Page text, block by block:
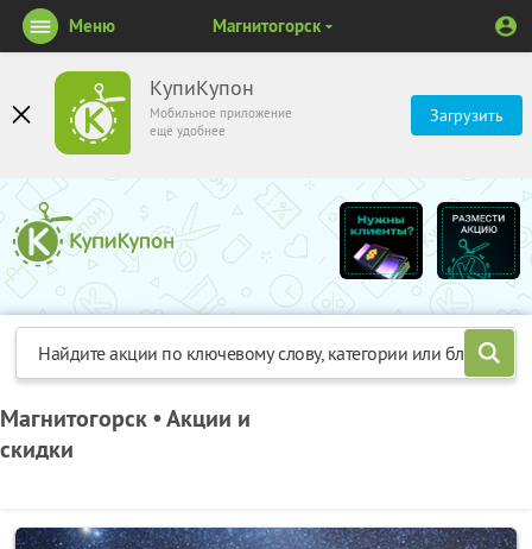
КупиКупон
Мобильное приложение
ещё удобнее
Загрузить
Меню Магнитогорск
Магнитогорск • Акции и
скидки